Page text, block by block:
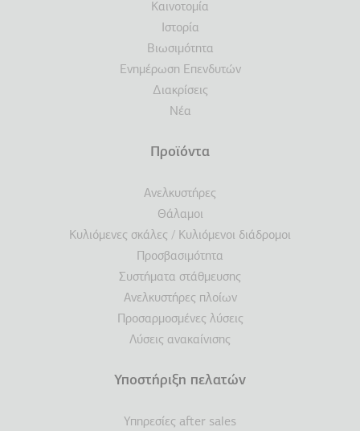
Καινοτομία
Ιστορία
Βιωσιμότητα
Ενημέρωση Επενδυτών
Διακρίσεις
Νέα
Προϊόντα
Ανελκυστήρες
Θάλαμοι
Κυλιόμενες σκάλες / Κυλιόμενοι διάδρομοι
Προσβασιμότητα
Συστήματα στάθμευσης
Ανελκυστήρες πλοίων
Προσαρμοσμένες λύσεις
Λύσεις ανακαίνισης
Υποστήριξη πελατών
Υπηρεσίες after sales